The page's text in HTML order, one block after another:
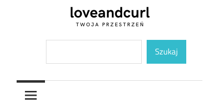
Loveandcurl Szukaj